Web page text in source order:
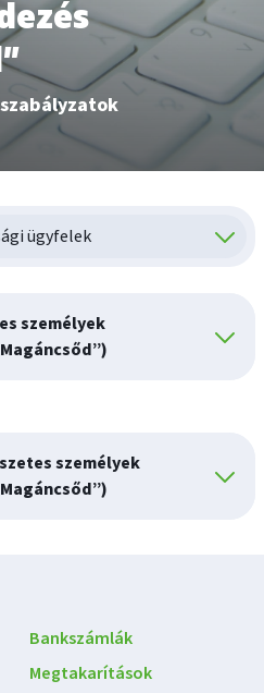
ügyfelek
személyek
személyek
Bankszámlák
Megtakarítások